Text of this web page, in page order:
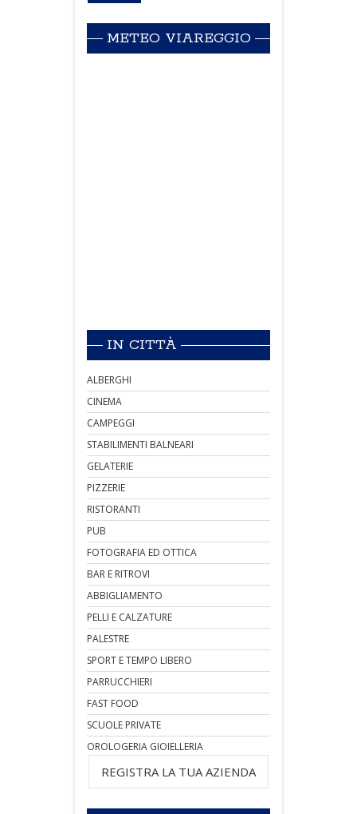
METEO VIAREGGIO
IN CITTÀ
ALBERGHI
CINEMA
CAMPEGGI
STABILIMENTI BALNEARI
GELATERIE
PIZZERIE
RISTORANTI
PUB
FOTOGRAFIA ED OTTICA
BAR E RITROVI
ABBIGLIAMENTO
PELLI E CALZATURE
PALESTRE
SPORT E TEMPO LIBERO
PARRUCCHIERI
FAST FOOD
SCUOLE PRIVATE
OROLOGERIA GIOIELLERIA
REGISTRA LA TUA AZIENDA